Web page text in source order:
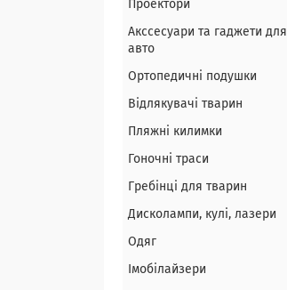
Проектори
Акссесуари та гаджети для
авто
Ортопедичні подушки
Відлякувачі тварин
Пляжні килимки
Гоночні траси
Гребінці для тварин
Дисколампи, кулі, лазери
Одяг
Імобілайзери